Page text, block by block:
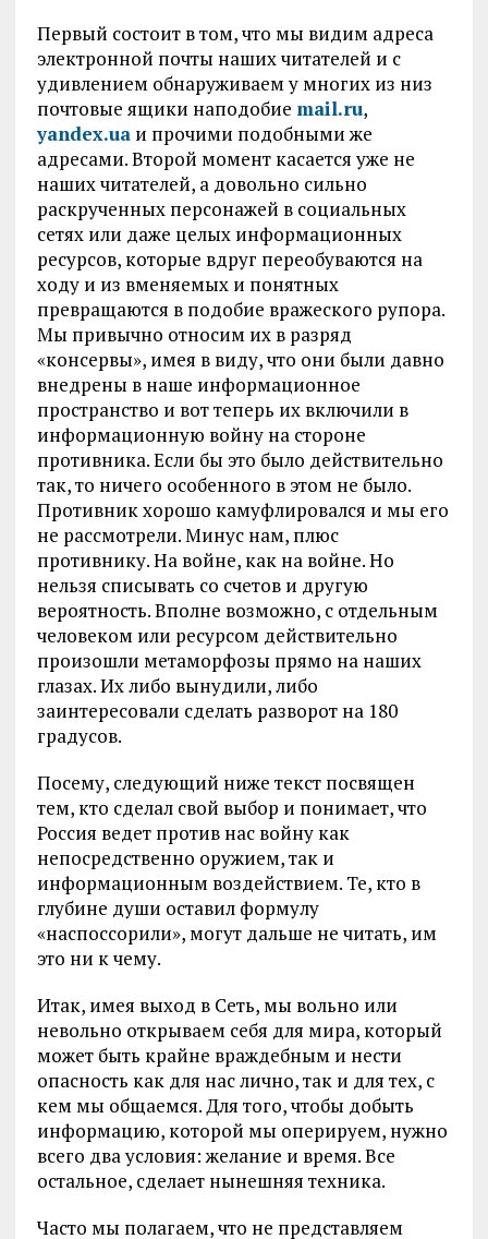
Первый состоит в том, что мы видим адреса
электронной почты наших читателей и с
удивлением обнаруживаем у многих из низ
почтовые ящики наподобие mail.ru,
yandex.uaи прочими подобными же
адресами. Второй момент касается уже не
наших читателей, а довольно сильно
раскрученных персонажей в социальных
сетях или даже целых информационных
ресурсов, которые вдруг переобуваются на
ходу и из вменяемых и понятных
превращаются в подобие вражеского рупора.
Мы привычно относим их в разряд
«консервы», имея в виду, что они были давно
внедрены в наше информационное
пространство и вот теперь их включили в
информационную войну на стороне
противника. Если бы это было действительно
так, то ничего особенного в этом не было.
Противник хорошо камуфлировался и мы его
не рассмотрели. Минус нам, плюс
противнику. На войне, как на войне. Но
нельзя списывать со счетов и другую
вероятность. Вполне возможно, с отдельным
человеком или ресурсом действительно
произошли метаморфозы прямо на наших
глазах. Их либо вынудили, либо
заинтересовали сделать разворот на 180
градусов.
Посему, следующий ниже текст посвящен
тем, кто сделал свой выбор и понимает, что
Россия ведет против нас войну как
непосредственно оружием, так и
информационным воздействием. Те, кто в
глубине души оставил формулу
«наспоссорили», могут дальше не читать, им
это ни к чему.
Итак, имея выход в Сеть, мы вольно или
невольно открываем себя для мира, который
может быть крайне враждебным и нести
опасность как для нас лично, так и для тех, с
кем мы общаемся. Для того, чтобы добыть
информацию, которой мы оперируем, нужно
всего два условия: желание и время. Все
остальное, сделает нынешняя техника.
Часто мы полагаем, что не представляем